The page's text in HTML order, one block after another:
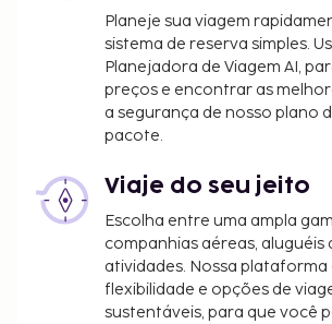
Planeje sua viagem
sistema de reserva simples.
Planejadora de Viagem AI,
preços e encontrar as
a segurança de nosso plano
pacote.
Viaje do seu jeito
Escolha entre uma ampla
companhias aéreas, aluguéis
atividades. Nossa
flexibilidade e opções de
sustentáveis, para que você